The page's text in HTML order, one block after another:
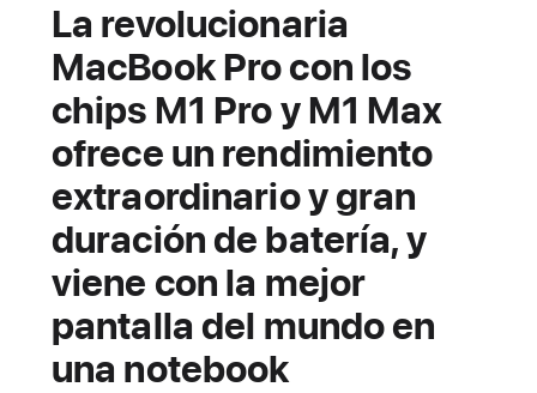
La revolucionaria
MacBook Pro con los
chips M1 Pro y M1 Max
ofrece un rendimiento
extraordinario y gran
duración de batería, y
viene con la mejor
pantalla del mundo en
una notebook